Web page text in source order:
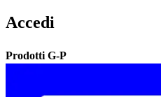
Accedi​​
Prodotti G-P​​